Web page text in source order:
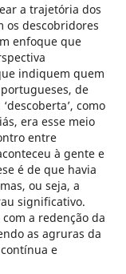
a trajetória dos
os descobridores
enfoque que
indiquem quem
de
como
era esse meio
entre
à gente e
é de que havia
ou seja, a
significativo.
a redenção da
as agruras da
e